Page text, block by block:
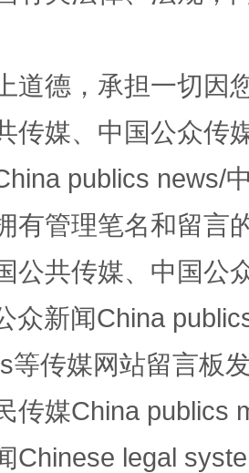
好声名
、麦地、白藏房 除
道德，承担一切因
传媒、中国公众传
publics news/
有管理笔名和留言
公共传媒、中国公
众新闻China
等传媒网站留言板
传媒China publics
Chinese legal